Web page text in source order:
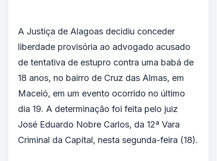
A Justiça de Alagoas decidiu conceder
liberdade provisória ao advogado acusado
de tentativa de estupro contra uma babá de
18 anos, no bairro de Cruz das Almas, em
Maceió, em um evento ocorrido no último
dia 19. A determinação foi feita pelo juiz
José Eduardo Nobre Carlos, da 12ª Vara
Criminal da Capital, nesta segunda-feira (18).